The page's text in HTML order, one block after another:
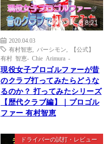
8:21
2020.04.03
有村智恵
パーシモン
【公式】
有村 智恵- Chie Arimura -
現役女子プロゴルファーが昔
のクラブ打ってみたらどうな
るのか？ 打ってみたシリーズ
【歴代クラブ編】｜プロゴル
ファー 有村智恵
ドライバーの試打・レビュー